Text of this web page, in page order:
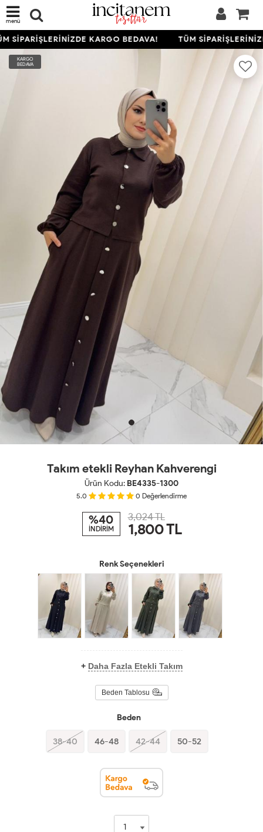
menü
SİPARİŞLERİNİZDE KARGO BEDAVA! TÜM
KARGO
BEDAVA
Takım etekli Reyhan Kahverengi
Ürün Kodu: BE4335-1300
5.0 0 Değerlendirme
%40
İNDİRİM
3,024 TL
1,800TL
Renk Seçenekleri
+ Daha Fazla Etekli Takım
Beden Tablosu
Beden
38-40 46-48 42-44 50-52